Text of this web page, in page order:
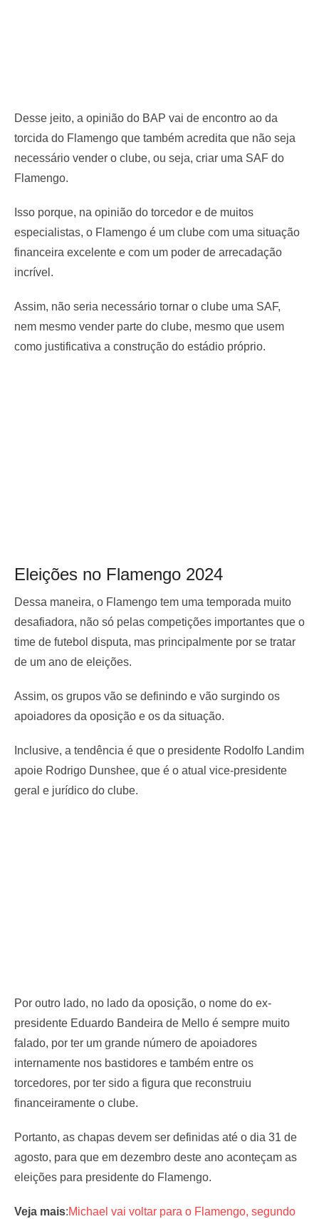
Desse jeito, a opinião do BAP vai de encontro ao da
torcida do Flamengo que também acredita que não seja
necessário vender o clube, ou seja, criar uma SAF do
Flamengo.
Isso porque, na opinião do torcedor e de muitos
especialistas, o Flamengo é um clube com uma situação
financeira excelente e com um poder de arrecadação
incrível.
Assim, não seria necessário tornar o clube uma SAF,
nem mesmo vender parte do clube, mesmo que usem
como justificativa a construção do estádio próprio.
Eleições no Flamengo 2024
Dessa maneira, o Flamengo tem uma temporada muito
desafiadora, não só pelas competições importantes que o
time de futebol disputa, mas principalmente por se tratar
de um ano de eleições.
Assim, os grupos vão se definindo e vão surgindo os
apoiadores da oposição e os da situação.
Inclusive, a tendência é que o presidente Rodolfo Landim
apoie Rodrigo Dunshee, que é o atual vice-presidente
geral e jurídico do clube.
Por outro lado, no lado da oposição, o nome do ex-
presidente Eduardo Bandeira de Mello é sempre muito
falado, por ter um grande número de apoiadores
internamente nos bastidores e também entre os
torcedores, por ter sido a figura que reconstruiu
financeiramente o clube.
Portanto, as chapas devem ser definidas até o dia 31 de
agosto, para que em dezembro deste ano aconteçam as
eleições para presidente do Flamengo.
Veja mais:Michael vai voltar para o Flamengo, segundo